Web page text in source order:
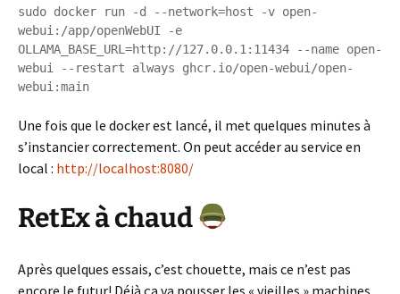
sudo docker run -d --network=host -v open-
webui:/app/openWebUI -e
OLLAMA_BASE_URL=http://127.0.0.1:11434 --name open-
webui --restart always ghcr.io/open-webui/open-
webui:main
Une fois que le docker est lancé, il met quelques minutes à
s’instancier correctement. On peut accéder au service en
local : http://localhost:8080/
RetEx à chaud
Après quelques essais, c’est chouette, mais ce n’est pas